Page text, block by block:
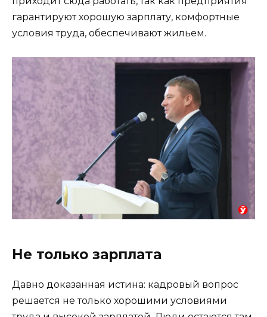
гарантируют хорошую зарплату, комфортные
условия труда, обеспечивают жильем.
Не только зарплата
Давно доказанная истина: кадровый вопрос
решается не только хорошими условиями